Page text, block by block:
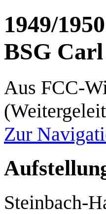
1949/
BSG Carl
Aus FCC-
Zur
Steinbach-